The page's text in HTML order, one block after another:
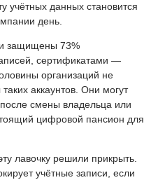
учётных данных становится
день.
защищены 73%
сертификатами —
организаций не
аккаунтов. Они могут
смены владельца или
цифровой пансион для
лавочку решили прикрыть.
учётные записи, если